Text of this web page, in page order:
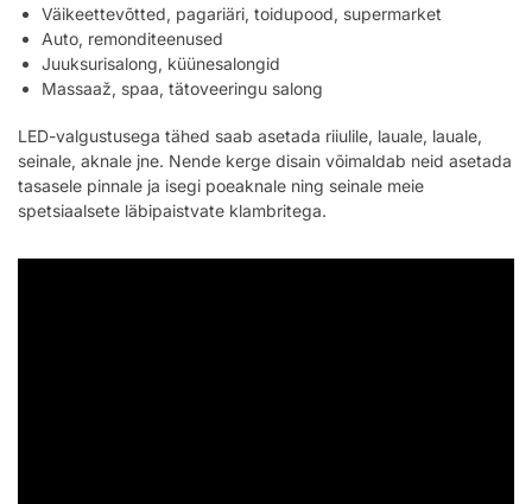
Väikeettevõtted, pagariäri, toidupood, supermarket
Auto, remonditeenused
Juuksurisalong, küünesalongid
Massaaž, spaa, tätoveeringu salong
LED-valgustusega tähed saab asetada riiulile, lauale, lauale,
seinale, aknale jne. Nende kerge disain võimaldab neid asetada
tasasele pinnale ja isegi poeaknale ning seinale meie
spetsiaalsete läbipaistvate klambritega.